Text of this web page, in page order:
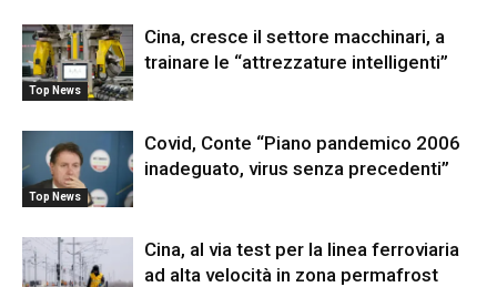
Top News
Cina, cresce il settore macchinari, a
trainare le “attrezzature intelligenti”
Top News
Covid, Conte “Piano pandemico 2006
inadeguato, virus senza precedenti”
Cina, al via test per la linea ferroviaria
ad alta velocità in zona permafrost